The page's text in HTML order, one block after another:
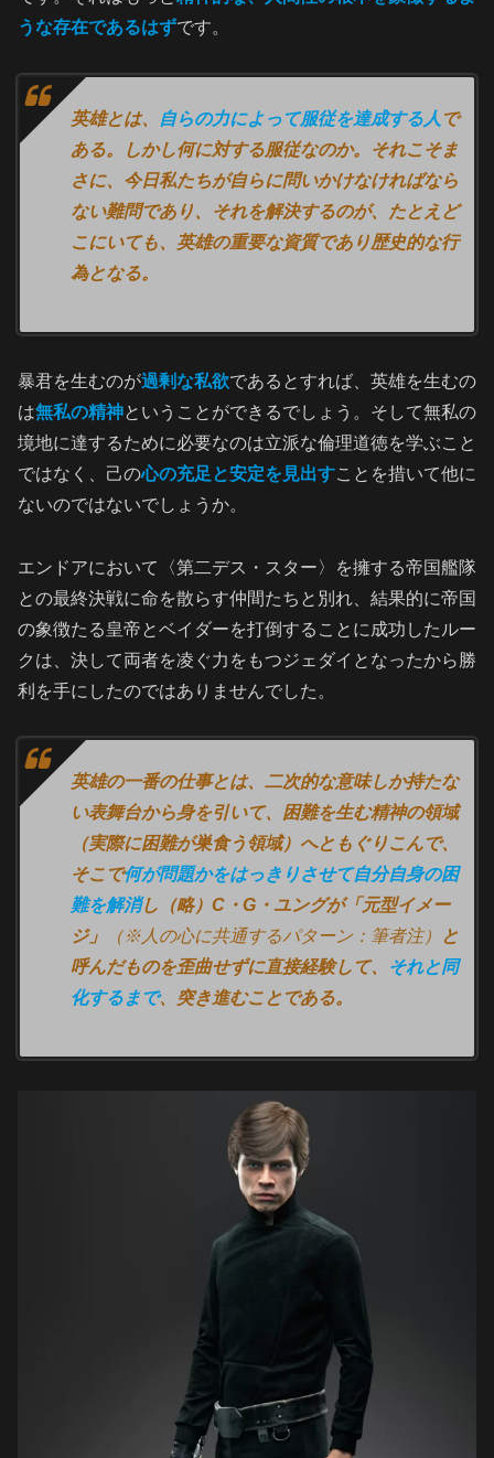
うな存在であるはずです。
英雄とは、 自らの力によって服従を達成する人 で
ある。しかし何に対する服従なのか。それこそま
さに、今日私たちが自らに問いかけなければなら
ない難問であり、それを解決するのが、たとえど
こにいても、英雄の重要な資質であり歴史的な行
為となる。
暴君を生むのが過剰な私欲であるとすれば、英雄を生むの
は無私の精神ということができるでしょう。そして無私の
境地に達するために必要なのは立派な倫理道徳を学ぶこと
ではなく、己の心の充足と安定を見出すことを措いて他に
ないのではないでしょうか。
エンドアにおいて〈第二デス・スター〉を擁する帝国艦隊
との最終決戦に命を散らす仲間たちと別れ、結果的に帝国
の象徴たる皇帝とベイダーを打倒することに成功したルー
クは、決して両者を凌ぐ力をもつジェダイとなったから勝
利を手にしたのではありませんでした。
英雄の一番の仕事とは、二次的な意味しか持たな
い表舞台から身を引いて、困難を生む精神の領域
（実際に困難が巣食う領域）へともぐりこんで、
そこで何が問題かをはっきりさせて自分自身の困
難を解消し（略）C・G・ユングが「元型イメー
ジ」
（※人の心に共通するパターン：筆者注）
と
呼んだものを歪曲せずに直接経験して、
それと同
化するまで、突き進むことである。